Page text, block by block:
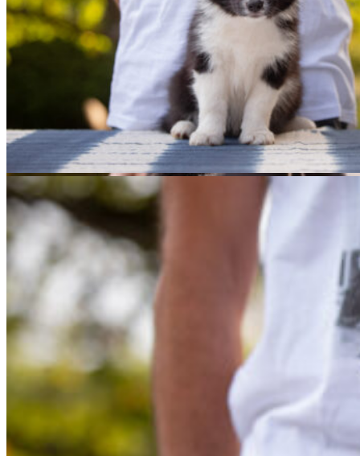
12|09|2022 – Sonic, Broad­me­a­dows Inter­stel­lar
13|09|2022 – Sonic, Broad­me­a­dows Inter­stel­lar